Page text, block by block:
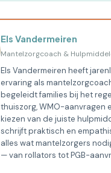
Els Vandermeiren
Mantelzorgcoach &
Els Vandermeiren heeft
ervaring als
begeleidt families bij het
thuiszorg, WMO-aanvragen
kiezen van de juiste
schrijft praktisch en
alles wat mantelzorgers
— van rollators tot PGB-